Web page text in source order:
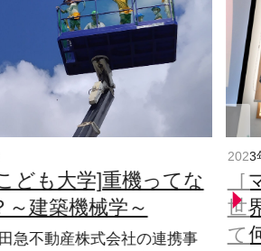
ども大学]重機ってな
～建築機械学～
急不動産株式会社の連携事
2023
世
て